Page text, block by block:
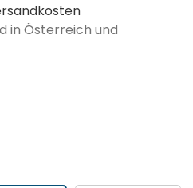
in Österreich und